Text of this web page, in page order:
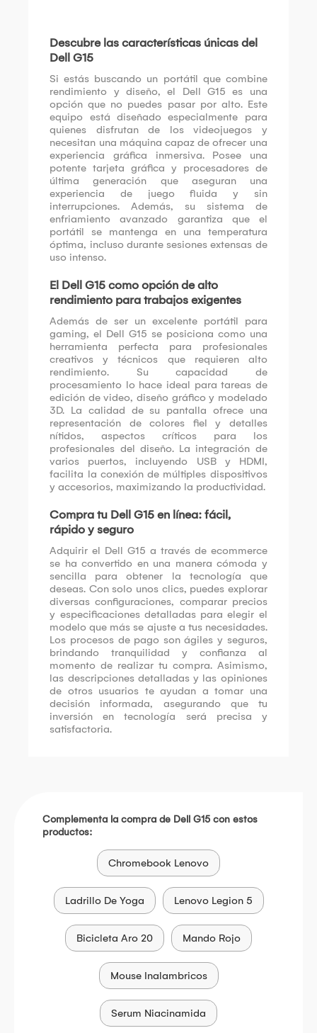
Descubre las características únicas del
Dell G15
Si estás buscando un portátil que combine
rendimiento y diseño, el Dell G15 es una
opción que no puedes pasar por alto. Este
equipo está diseñado especialmente para
quienes disfrutan de los videojuegos y
necesitan una máquina capaz de ofrecer una
experiencia gráfica inmersiva. Posee una
potente tarjeta gráfica y procesadores de
última generación que aseguran una
experiencia de juego fluida y sin
interrupciones. Además, su sistema de
enfriamiento avanzado garantiza que el
portátil se mantenga en una temperatura
óptima, incluso durante sesiones extensas de
uso intenso.
El Dell G15 como opción de alto
rendimiento para trabajos exigentes
Además de ser un excelente portátil para
gaming, el Dell G15 se posiciona como una
herramienta perfecta para profesionales
creativos y técnicos que requieren alto
rendimiento. Su capacidad de
procesamiento lo hace ideal para tareas de
edición de video, diseño gráfico y modelado
3D. La calidad de su pantalla ofrece una
representación de colores fiel y detalles
nítidos, aspectos críticos para los
profesionales del diseño. La integración de
varios puertos, incluyendo USB y HDMI,
facilita la conexión de múltiples dispositivos
y accesorios, maximizando la productividad.
Compra tu Dell G15 en línea: fácil,
rápido y seguro
Adquirir el Dell G15 a través de ecommerce
se ha convertido en una manera cómoda y
sencilla para obtener la tecnología que
deseas. Con solo unos clics, puedes explorar
diversas configuraciones, comparar precios
y especificaciones detalladas para elegir el
modelo que más se ajuste a tus necesidades.
Los procesos de pago son ágiles y seguros,
brindando tranquilidad y confianza al
momento de realizar tu compra. Asimismo,
las descripciones detalladas y las opiniones
de otros usuarios te ayudan a tomar una
decisión informada, asegurando que tu
inversión en tecnología será precisa y
satisfactoria.
Complementa la compra de Dell G15 con estos
productos:
Chromebook Lenovo
Ladrillo De Yoga Lenovo Legion 5
Bicicleta Aro 20 Mando Rojo
Mouse Inalambricos
Serum Niacinamida